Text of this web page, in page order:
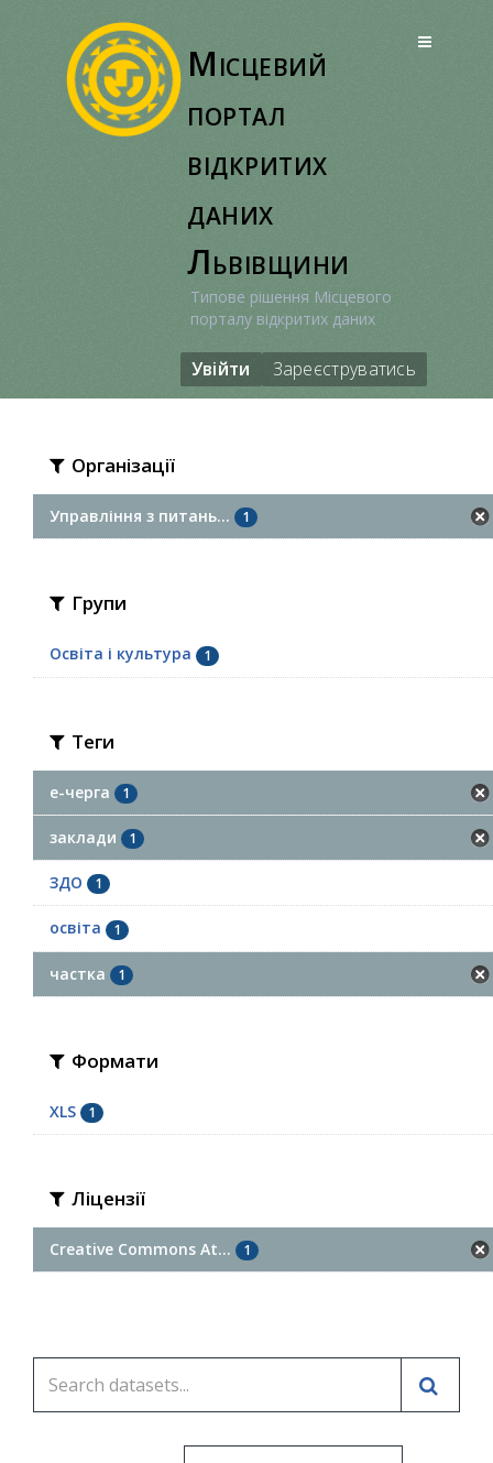
Місцевий
портал
відкритих
даних
Львівщини
Типове рішення Місцевого
порталу відкритих даних
Увійти Зареєструватись
Організації
Управління з питань... 1
Групи
Освіта і культура 1
Теги
е-черга 1
заклади 1
ЗДО 1
освіта 1
частка 1
Формати
XLS 1
Ліцензії
Creative Commons At... 1